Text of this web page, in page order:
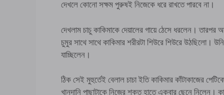
দেখলে কোনো সক্ষম পুরুষই নিজেকে ধরে রাখতে পারবে না।
দেখলাম চাচু কাকিমাকে দেয়ালের গায়ে ঠেসে ধরলেন।
চুমুর সাথে সাথে কাকিমার শরীরটা শিউরে শিউরে
যাচ্ছিলেন।
ঠিক সেই মুহুর্তেই বেলাল চাচা ইতি কাকিমার কাঁটাকাজের
খানদানি পাছাটাকে নিজের শক্ত হাতে একবার ছেনে